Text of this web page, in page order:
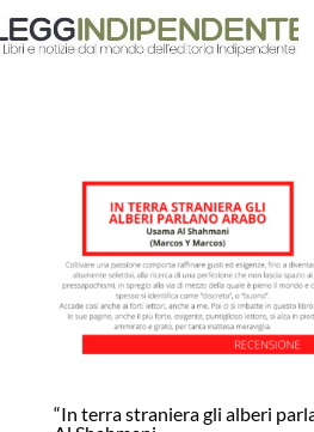
“In terra straniera gli alberi